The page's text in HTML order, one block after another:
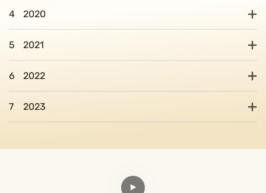
4 2020
5 2021
6 2022
7 2023